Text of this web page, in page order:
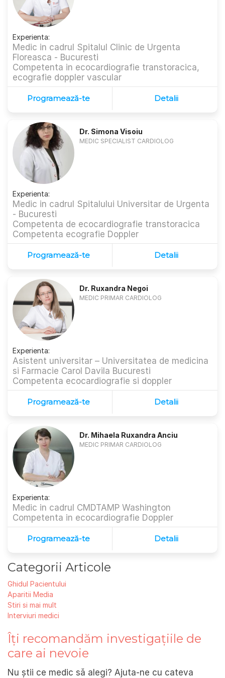
Experienta:
Medic in cadrul Spitalul Clinic de Urgenta
Floreasca - Bucuresti
Competenta in ecocardiografie transtoracica,
ecografie doppler vascular
Programează-te Detalii
Dr. Simona Visoiu
MEDIC SPECIALIST CARDIOLOG
Experienta:
Medic in cadrul Spitalului Universitar de Urgenta
- Bucuresti
Competenta de ecocardiografie transtoracica
Competenta ecografie Doppler
Programează-te Detalii
Dr. Ruxandra Negoi
MEDIC PRIMAR CARDIOLOG
Experienta:
Asistent universitar – Universitatea de medicina
si Farmacie Carol Davila Bucuresti
Competenta ecocardiografie si doppler
Programează-te Detalii
Dr. Mihaela Ruxandra Anciu
MEDIC PRIMAR CARDIOLOG
Experienta:
Medic in cadrul CMDTAMP Washington
Competenta in ecocardiografie Doppler
Programează-te Detalii
Categorii Articole
Ghidul Pacientului
Aparitii Media
Stiri si mai mult
Interviuri medici
Îți recomandăm investigațiile de
care ai nevoie
Nu știi ce medic să alegi? Ajuta-ne cu cateva